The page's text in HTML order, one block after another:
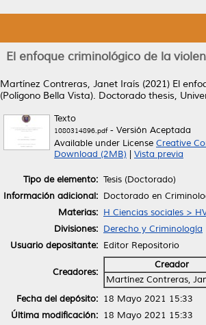
El enfoque criminológico de la
Martínez Contreras, Janet Iraís (2021) El
(Polígono Bella Vista). Doctorado thesis,
Texto
1080314896.pdf- Versión Aceptada
Available under License Creative
Download (2MB)
Vista previa
Tipo de elemento: Tesis (Doctorado)
Información adicional: Doctorado en
Materias: H Ciencias sociales >
Divisiones: Derecho y Criminología
Usuario depositante: Editor Repositorio
Creadores:
Creador
Martínez Contreras,
Fecha del depósito: 18 Mayo 2021 15:33
Última modificación: 18 Mayo 2021 15:33